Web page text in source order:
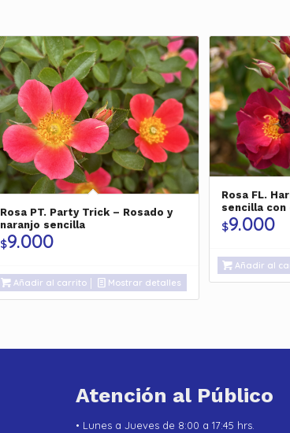
Rosa PT. Party Trick – Rosado y
naranjo sencilla
$9.000
Añadir al carrito Mostrar detalles
Rosa FL.
sencilla con
$9.000
Añadir al
Atención al Público
• Lunes a Jueves de 8:00 a 17:45 hrs.